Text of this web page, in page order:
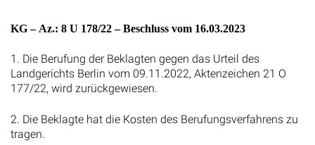
KG – Az.: 8 U 178/22 – Beschluss vom 16.03.2023
1. Die Berufung der Beklagten gegen das Urteil des
Landgerichts Berlin vom 09.11.2022, Aktenzeichen 21 O
177/22, wird zurückgewiesen.
2. Die Beklagte hat die Kosten des Berufungsverfahrens zu
tragen.